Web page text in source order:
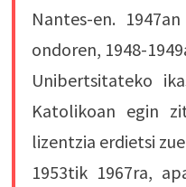
Nantes-en.
ondoren, 1948-
Unibertsitateko
Katolikoan egin
lizentzia erdietsi
1953tik 1967ra,